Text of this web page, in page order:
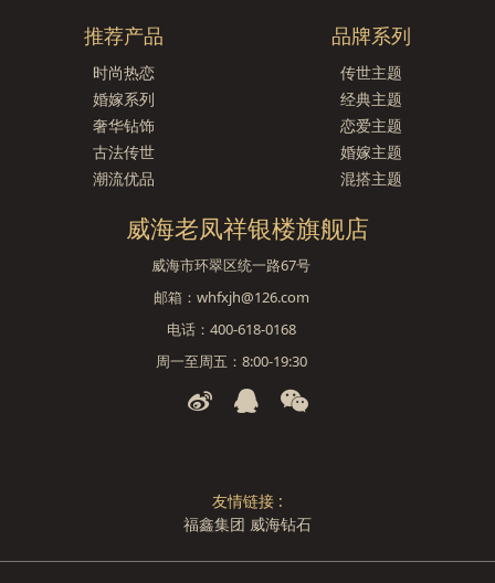
推荐产品
时尚热恋
婚嫁系列
奢华钻饰
古法传世
潮流优品
品牌系列
传世主题
经典主题
恋爱主题
婚嫁主题
混搭主题
威海老凤祥银楼旗舰店
威海市环翠区统一路67号
邮箱：whfxjh@126.com
电话：400-618-0168
周一至周五：8:00-19:30
友情链接 :
福鑫集团 威海钻石